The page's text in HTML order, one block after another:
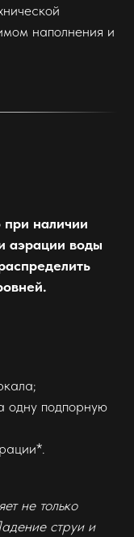
наполнения и
наличии
аэрации воды
одну подпорную
не только
струи и